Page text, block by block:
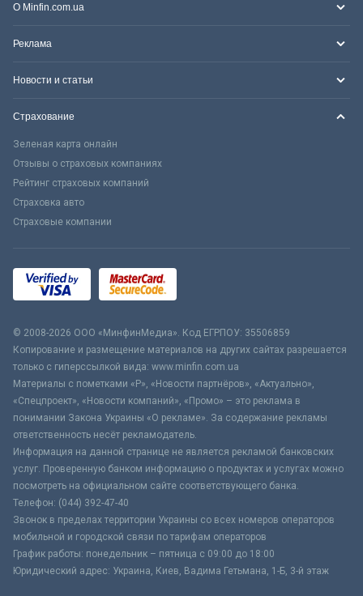
О Minfin.com.ua
Реклама
Новости и статьи
Страхование
Зеленая карта онлайн
Отзывы о страховых компаниях
Рейтинг страховых компаний
Страховка авто
Страховые компании
© 2008-2026 ООО «МинфинМедиа». Код ЕГРПОУ: 35506859
Копирование и размещение материалов на других сайтах разрешается
только с гиперссылкой вида: www.minfin.com.ua
Материалы с пометками «Р», «Новости партнёров», «Актуально»,
«Спецпроект», «Новости компаний», «Промо» – это реклама в
понимании Закона Украины «О рекламе». За содержание рекламы
ответственность несёт рекламодатель.
Информация на данной странице не является рекламой банковских
услуг. Проверенную банком информацию о продуктах и услугах можно
посмотреть на официальном сайте соответствующего банка.
Телефон: (044) 392-47-40
Звонок в пределах территории Украины со всех номеров операторов
мобильной и городской связи по тарифам операторов
График работы: понедельник – пятница с 09:00 до 18:00
Юридический адрес: Украина, Киев, Вадима Гетьмана, 1-Б, 3-й этаж